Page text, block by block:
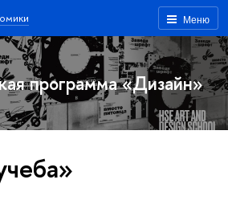
Меню
программа «Дизайн»